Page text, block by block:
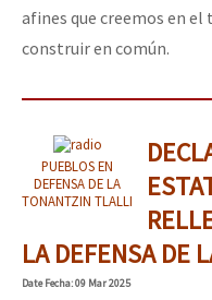
afines que creemos en
construir en común.
PUEBLOS EN
DEFENSA DE LA
TONANTZIN TLALLI
LA DEFENSA DE
DateFecha: 09 Mar 2025